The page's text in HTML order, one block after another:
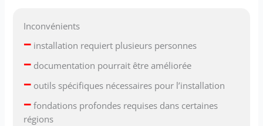
Inconvénients
– installation requiert plusieurs personnes
– documentation pourrait être améliorée
– outils spécifiques nécessaires pour l’installation
– fondations profondes requises dans certaines
régions